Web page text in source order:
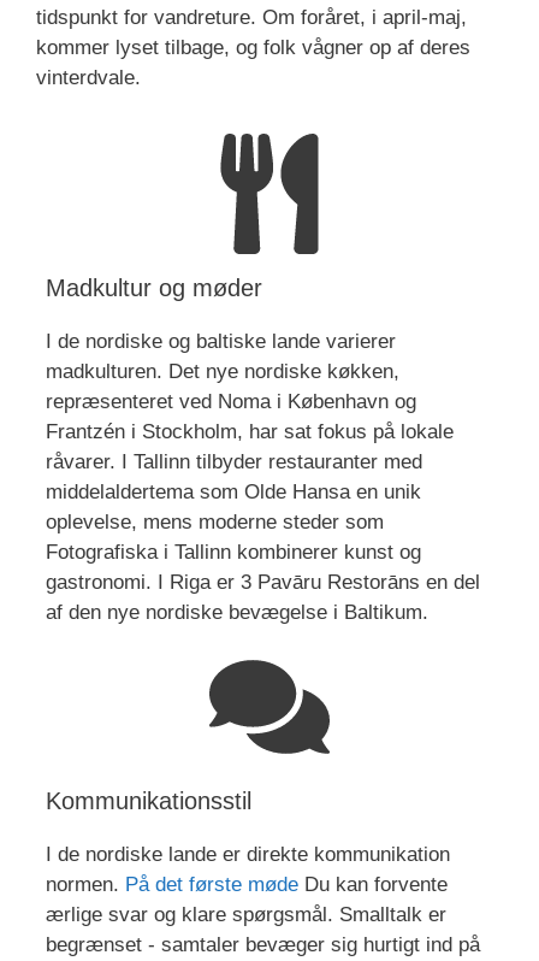
tidspunkt for vandreture. Om foråret, i april-maj,
kommer lyset tilbage, og folk vågner op af deres
vinterdvale.
Madkultur og møder
I de nordiske og baltiske lande varierer
madkulturen. Det nye nordiske køkken,
repræsenteret ved Noma i København og
Frantzén i Stockholm, har sat fokus på lokale
råvarer. I Tallinn tilbyder restauranter med
middelaldertema som Olde Hansa en unik
oplevelse, mens moderne steder som
Fotografiska i Tallinn kombinerer kunst og
gastronomi. I Riga er 3 Pavāru Restorāns en del
af den nye nordiske bevægelse i Baltikum.
Kommunikationsstil
I de nordiske lande er direkte kommunikation
normen. På det første møde Du kan forvente
ærlige svar og klare spørgsmål. Smalltalk er
begrænset - samtaler bevæger sig hurtigt ind på